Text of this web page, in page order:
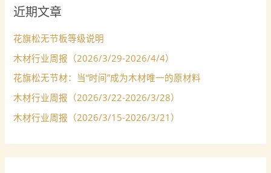
近期文章
花旗松无节板等级说明
木材行业周报（2026/3/29-2026/4/4）
花旗松无节材：当“时间”成为木材唯一的原材料
木材行业周报（2026/3/22-2026/3/28）
木材行业周报（2026/3/15-2026/3/21）